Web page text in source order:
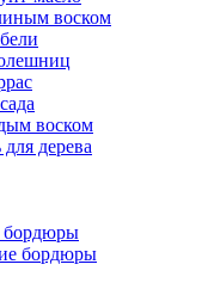
воском
воском
дерева
бордюры
бордюры